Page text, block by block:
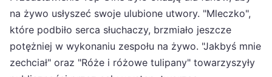
na żywo usłyszeć swoje ulubione utwory. "Mleczko",
które podbiło serca słuchaczy, brzmiało jeszcze
potężniej w wykonaniu zespołu na żywo. "Jakbyś mnie
zechciał" oraz "Róże i różowe tulipany" towarzyszyły